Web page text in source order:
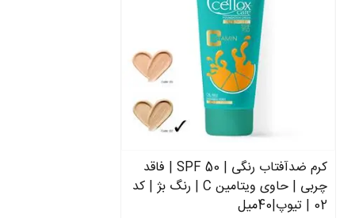
کرم ضدآفتاب رنگی | SPF 50 | فاقد
چربی | حاوی ویتامین C | رنگ بژ | کد
02 | تیوپ|40میل